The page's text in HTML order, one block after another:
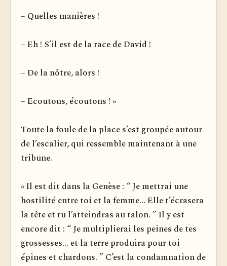
– Quelles manières !
– Eh ! S’il est de la race de David !
– De la nôtre, alors !
– Ecoutons, écoutons ! »
Toute la foule de la place s’est groupée autour
de l’escalier, qui ressemble maintenant à une
tribune.
« Il est dit dans la Genèse : “ Je mettrai une
hostilité entre toi et la femme... Elle t’écrasera
la tête et tu l’atteindras au talon. ” Il y est
encore dit : “ Je multiplierai les peines de tes
grossesses... et la terre produira pour toi
épines et chardons. ” C’est la condamnation de